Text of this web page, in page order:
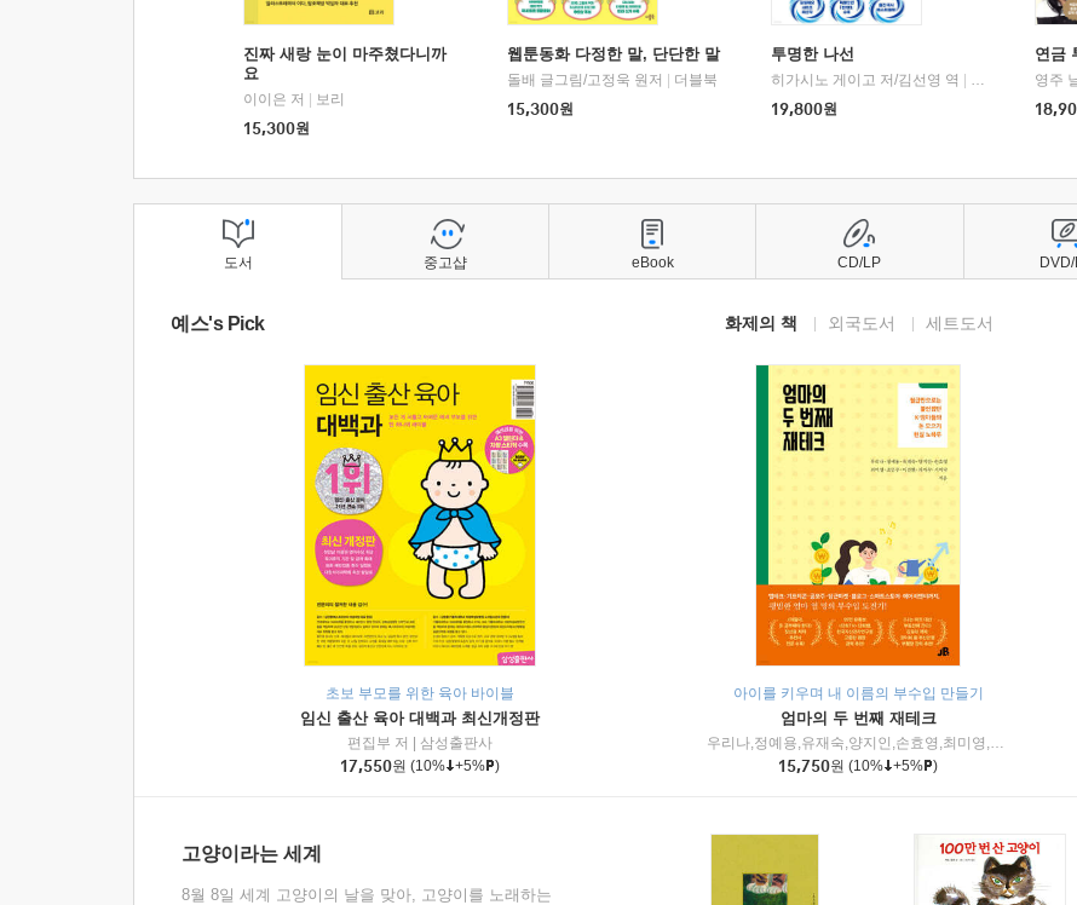
진짜 새랑 눈이 마주쳤다니까
요
이이은 저
보리
15,300원
웹툰동화 다정한 말, 단단한 말
돌배 글그림/고정욱 원저
더블북
15,300원
투명한 나선
히가시노 게이고 저/김선영 역
북다
19,800원
연금
영주
도서
예스's Pick 화제의 책 외국도서 세트도서
초보 부모를 위한 육아 바이블
임신 출산 육아 대백과 최신개정판
편집부 저
삼성출판사
17,550원 (10% +5% )
아이를 키우며 내 이름의 부수입 만들기
엄마의 두 번째 재테크
우리나,정예용,유재숙,양지인,손효영,최미영,조민주,이진현,차미숙,서미숙 저
15,750원 (10% +5% )
고양이라는 세계
8월 8일 세계 고양이의 날을 맞아, 고양이를 노래하는
중고샵 eBook CD/LP